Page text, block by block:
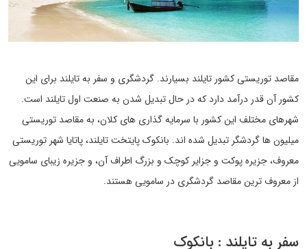
مقاصد توریستی کشور تایلند بسیارند. گردشگری و سفر به تایلند برای این
کشور آن قدر درآمد دارد که در حال تبدیل شدن به صنعت اول تایلند است.
شهرهای مختلف این کشور با سرمایه گذاری های کلان، به مقاصد توریستی
میلیون ها گردشگر تبدیل شده اند. بانکوک پایتخت تایلند، پاتایا شهر توریستی
معروف، جزیره پوکت و جزایر کوچک و بزرگ اطراف آن، و جزیره زیبای سامویی
از معروف ترین مقاصد گردشگری در سامویی هستند.
سفر به تایلند : بانکوک